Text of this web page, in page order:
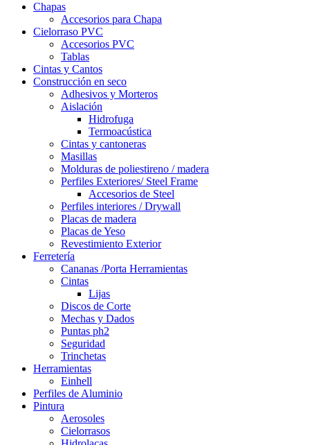
Chapas
Accesorios para Chapa
Cielorraso PVC
Accesorios PVC
Tablas
Cintas y Cantos
Construcción en seco
Adhesivos y Morteros
Aislación
Hidrofuga
Termoacústica
Cintas y cantoneras
Masillas
Molduras de poliestireno / madera
Perfiles Exteriores/ Steel Frame
Accesorios de Steel
Perfiles interiores / Drywall
Placas de madera
Placas de Yeso
Revestimiento Exterior
Ferretería
Cananas /Porta Herramientas
Cintas
Lijas
Discos de Corte
Mechas y Dados
Puntas ph2
Seguridad
Trinchetas
Herramientas
Einhell
Perfiles de Aluminio
Pintura
Aerosoles
Cielorrasos